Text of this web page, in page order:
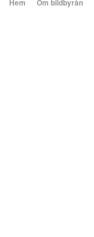
Hem Om bildbyrån